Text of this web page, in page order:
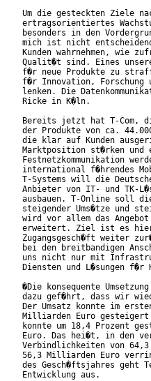
Um die gesteckten Ziele
ertragsorientiertes
besonders in den
mich ist nicht
Kunden wahrnehmen, wie
Qualit�t sind. Eines
f�r neue Produkte zu
f�r Innovation, Forschung
lenken. Die
Ricke in K�ln.
Bereits jetzt hat T-Com,
der Produkte von ca.
die klar auf Kunden
Marktposition st�rken
Festnetzkommunikation
international f�hrendes
T-Systems will die
Anbieter von IT- und TK-
ausbauen. T-Online soll
steigender Ums�tze und
wird vor allem das
erweitert. Ziel ist es
Zugangsgesch�ft weiter
bei den breitbandigen
uns nicht nur mit
Diensten und L�sungen f�r
�Die konsequente
dazu gef�hrt, dass wir
Der Umsatz konnte im
Milliarden Euro gesteigert
konnte um 18,4 Prozent
Euro. Das hei�t, in den
Verbindlichkeiten von
56,3 Milliarden Euro
des Gesch�ftsjahres geht
Entwicklung aus.